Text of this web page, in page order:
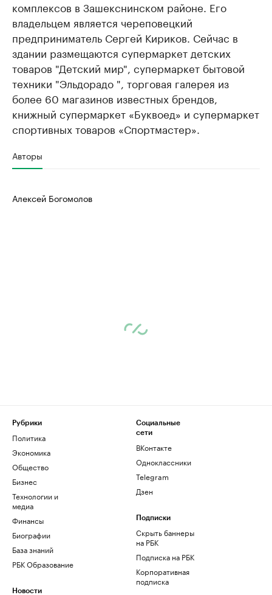
комплексов в Зашекснинском районе. Его
владельцем является череповецкий
предприниматель Сергей Кириков. Сейчас в
здании размещаются супермаркет детских
товаров "Детский мир", супермаркет бытовой
техники "Эльдорадо ", торговая галерея из
более 60 магазинов известных брендов,
книжный супермаркет «Буквоед» и супермаркет
спортивных товаров «Спортмастер».
Авторы
Алексей Богомолов
Рубрики
Политика
Экономика
Общество
Бизнес
Технологии и
медиа
Финансы
Биографии
База знаний
РБК Образование
Новости
Социальные
сети
ВКонтакте
Одноклассники
Telegram
Дзен
Подписки
Скрыть баннеры
на РБК
Подписка на РБК
Корпоративная
подписка